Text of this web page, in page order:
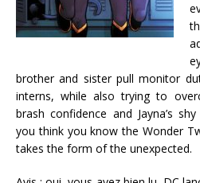
brother and sister pull monitor
interns, while also trying to
brash confidence and Jayna’s
you think you know the Wonder
takes the form of the unexpected.